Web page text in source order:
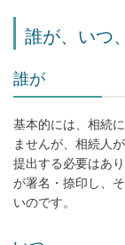
誰が、いつ
誰が
基本的には、相続
ませんが、相続人
提出する必要はあ
が署名・捺印し、
いのです。